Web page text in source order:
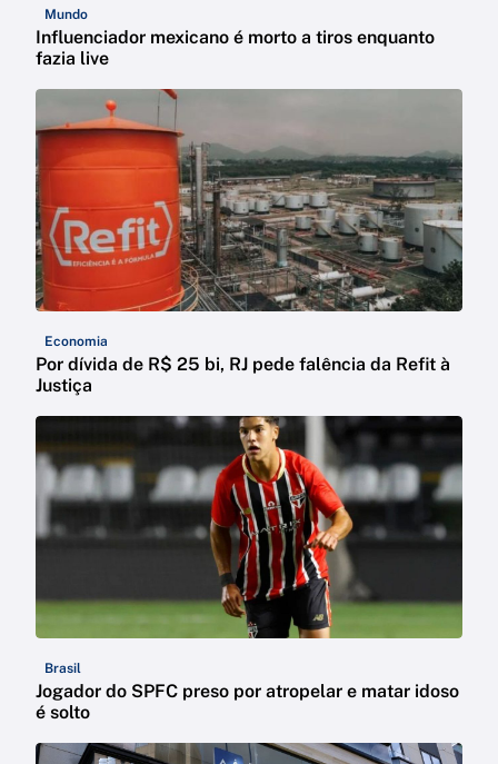
Mundo
Influenciador mexicano é morto a tiros enquanto
fazia live
Economia
Por dívida de R$ 25 bi, RJ pede falência da Refit à
Justiça
Brasil
Jogador do SPFC preso por atropelar e matar idoso
é solto